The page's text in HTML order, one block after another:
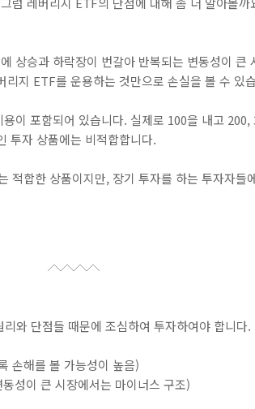
상승과 하락장이 번갈아 반복되는 변동성이 큰
지 ETF를 운용하는 것만으로 손실을 볼 수 있
이 포함되어 있습니다. 실제로 100을 내고
투자 상품에는 비적합합니다.
적합한 상품이지만, 장기 투자를 하는 투자자들
와 단점들 때문에 조심하여 투자하여야 합니
손해를 볼 가능성이 높음)
성이 큰 시장에서는 마이너스 구조)